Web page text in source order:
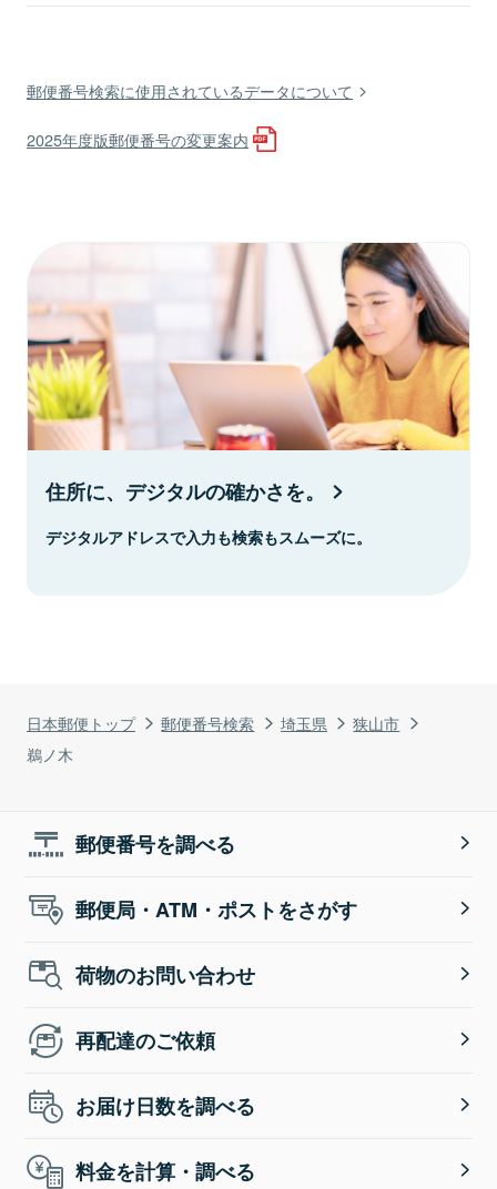
日本郵便トップ 郵便番号検索 埼玉県
狭山市
鵜ノ木
郵便番号検索に使用されているデータについて
2025年度版郵便番号の変更案内
住所に、デジタルの確かさを。
デジタルアドレスで入力も検索もスムーズに。
郵便番号を調べる
郵便局・ATM・ポストをさがす
荷物のお問い合わせ
再配達のご依頼
お届け日数を調べる
料金を計算・調べる